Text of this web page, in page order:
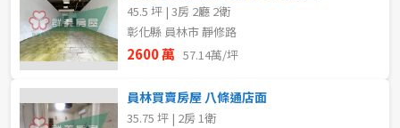
45.5 坪 | 3房 2廳 2衛
彰化縣 員林市 靜修路
2600 萬 57.14萬/坪
員林買賣房屋 八條通店面
35.75 坪 | 2房 1衛